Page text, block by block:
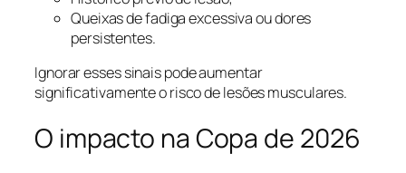
Queixas de fadiga excessiva ou dores
persistentes.
Ignorar esses sinais pode aumentar
significativamente o risco de lesões musculares.
O impacto na Copa de 2026